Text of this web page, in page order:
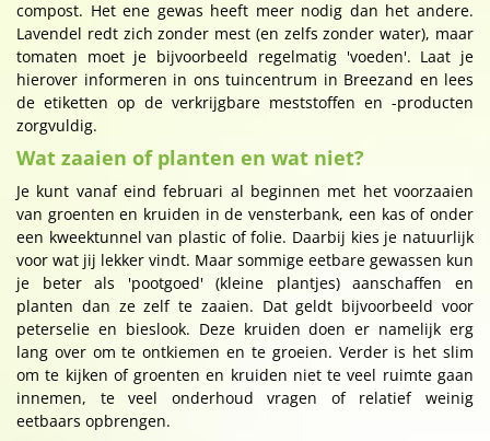
compost. Het ene gewas heeft meer nodig dan het andere.
Lavendel redt zich zonder mest (en zelfs zonder water), maar
tomaten moet je bijvoorbeeld regelmatig 'voeden'. Laat je
hierover informeren in ons tuincentrum in Breezand en lees
de etiketten op de verkrijgbare meststoffen en -producten
zorgvuldig.
Wat zaaien of planten en wat niet?
Je kunt vanaf eind februari al beginnen met het voorzaaien
van groenten en kruiden in de vensterbank, een kas of onder
een kweektunnel van plastic of folie. Daarbij kies je natuurlijk
voor wat jij lekker vindt. Maar sommige eetbare gewassen kun
je beter als 'pootgoed' (kleine plantjes) aanschaffen en
planten dan ze zelf te zaaien. Dat geldt bijvoorbeeld voor
peterselie en bieslook. Deze kruiden doen er namelijk erg
lang over om te ontkiemen en te groeien. Verder is het slim
om te kijken of groenten en kruiden niet te veel ruimte gaan
innemen, te veel onderhoud vragen of relatief weinig
eetbaars opbrengen.